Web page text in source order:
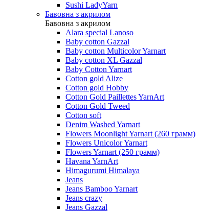
Sushi LadyYarn
Бавовна з акрилом
Бавовна з акрилом
Alara special Lanoso
Baby cotton Gazzal
Baby cotton Multicolor Yarnart
Baby cotton XL Gazzal
Baby Cotton Yarnart
Cotton gold Alize
Cotton gold Hobby
Cotton Gold Paillettes YarnArt
Cotton Gold Tweed
Cotton soft
Denim Washed Yarnart
Flowers Moonlight Yarnart (260 грамм)
Flowers Unicolor Yarnart
Flowers Yarnart (250 грамм)
Havana YarnArt
Himagurumi Himalaya
Jeans
Jeans Bamboo Yarnart
Jeans crazy
Jeans Gazzal